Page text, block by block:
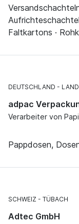
Faltkartons ·
DEUTSCHLAND
adpac
Verarbeiter von
Pappdosen,
SCHWEIZ TÜBACH
Adtec GmbH